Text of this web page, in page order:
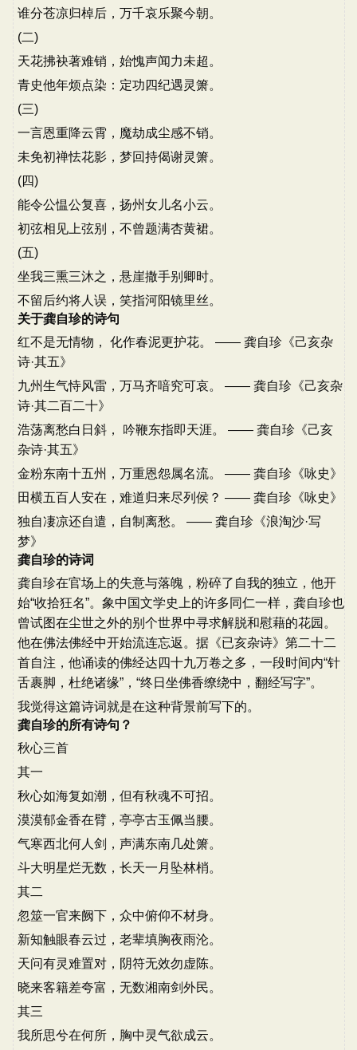
谁分苍凉归棹后，万千哀乐聚今朝。
(二)
天花拂袂著难销，始愧声闻力未超。
青史他年烦点染：定功四纪遇灵箫。
(三)
一言恩重降云霄，魔劫成尘感不销。
未免初禅怯花影，梦回持偈谢灵箫。
(四)
能令公愠公复喜，扬州女儿名小云。
初弦相见上弦别，不曾题满杏黄裙。
(五)
坐我三熏三沐之，悬崖撒手别卿时。
不留后约将人误，笑指河阳镜里丝。
关于龚自珍的诗句
红不是无情物， 化作春泥更护花。 —— 龚自珍《己亥杂
诗·其五》
九州生气恃风雷，万马齐喑究可哀。 —— 龚自珍《己亥杂
诗·其二百二十》
浩荡离愁白日斜， 吟鞭东指即天涯。 —— 龚自珍《己亥
杂诗·其五》
金粉东南十五州，万重恩怨属名流。 —— 龚自珍《咏史》
田横五百人安在，难道归来尽列侯？ —— 龚自珍《咏史》
独自凄凉还自遣，自制离愁。 —— 龚自珍《浪淘沙·写
梦》
龚自珍的诗词
龚自珍在官场上的失意与落魄，粉碎了自我的独立，他开
始“收拾狂名”。象中国文学史上的许多同仁一样，龚自珍也
曾试图在尘世之外的别个世界中寻求解脱和慰藉的花园。
他在佛法佛经中开始流连忘返。据《已亥杂诗》第二十二
首自注，他诵读的佛经达四十九万卷之多，一段时间内“针
舌裹脚，杜绝诸缘”，“终日坐佛香缭绕中，翻经写字”。
我觉得这篇诗词就是在这种背景前写下的。
龚自珍的所有诗句？
秋心三首
其一
秋心如海复如潮，但有秋魂不可招。
漠漠郁金香在臂，亭亭古玉佩当腰。
气寒西北何人剑，声满东南几处箫。
斗大明星烂无数，长天一月坠林梢。
其二
忽筮一官来阙下，众中俯仰不材身。
新知触眼春云过，老辈填胸夜雨沦。
天问有灵难置对，阴符无效勿虚陈。
晓来客籍差夸富，无数湘南剑外民。
其三
我所思兮在何所，胸中灵气欲成云。